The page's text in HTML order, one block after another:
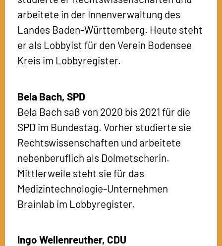
arbeitete in der Innenverwaltung des
Landes Baden-Württemberg. Heute steht
er als Lobbyist für den Verein Bodensee
Kreis im Lobbyregister.
Bela Bach, SPD
Bela Bach saß von 2020 bis 2021 für die
SPD im Bundestag. Vorher studierte sie
Rechtswissenschaften und arbeitete
nebenberuflich als Dolmetscherin.
Mittlerweile steht sie für das
Medizintechnologie-Unternehmen
Brainlab im Lobbyregister.
Ingo Wellenreuther, CDU